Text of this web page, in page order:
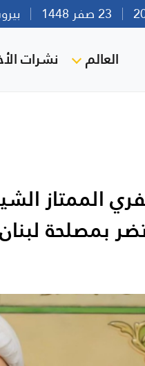
بيروت
العالم نشرات
الممتاز
بمصلحة لبنان